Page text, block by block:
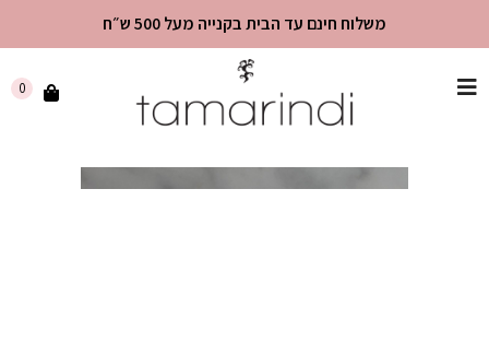
שִׂים
משלוח חינם עד הבית בקנייה מעל 500 ש״ח
0